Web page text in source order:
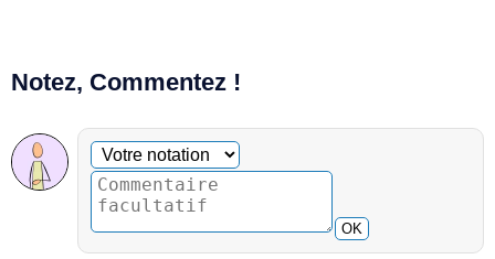
Notez, Commentez !
Commentaire facultatif
Votre notation
OK